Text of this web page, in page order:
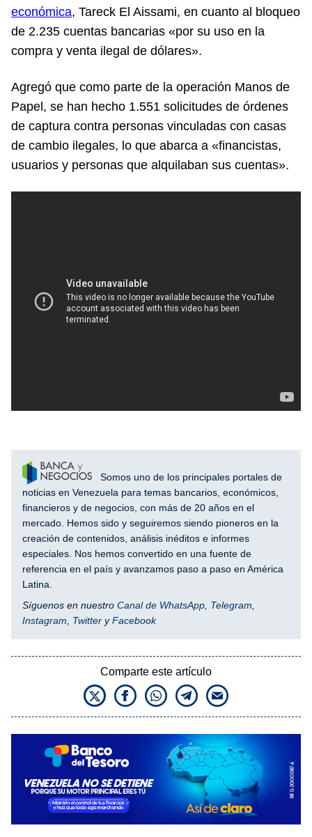
económica, Tareck El Aissami, en cuanto al bloqueo
de 2.235 cuentas bancarias «por su uso en la
compra y venta ilegal de dólares».
Agregó que como parte de la operación Manos de
Papel, se han hecho 1.551 solicitudes de órdenes
de captura contra personas vinculadas con casas
de cambio ilegales, lo que abarca a «financistas,
usuarios y personas que alquilaban sus cuentas».
Somos uno de los principales portales de
noticias en Venezuela para temas bancarios, económicos,
financieros y de negocios, con más de 20 años en el
mercado. Hemos sido y seguiremos siendo pioneros en la
creación de contenidos, análisis inéditos e informes
especiales. Nos hemos convertido en una fuente de
referencia en el país y avanzamos paso a paso en América
Latina.
Síguenos en nuestro Canal de WhatsApp Telegram
Instagram
Twitter yFacebook
Comparte este artículo